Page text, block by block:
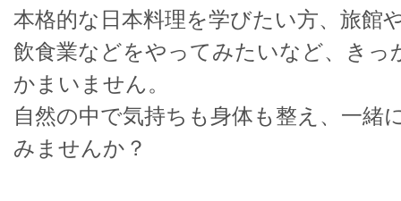
本格的な日本料理を学びたい方、旅館
飲食業などをやってみたいなど、きっ
かまいません。
自然の中で気持ちも身体も整え、一緒
みませんか？